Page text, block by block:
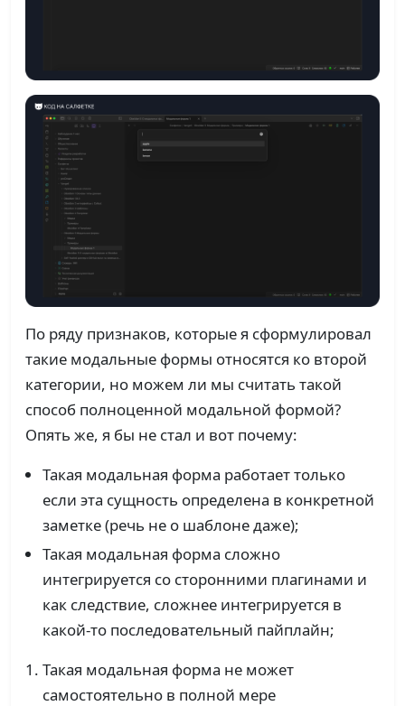
По ряду признаков, которые я сформулировал
такие модальные формы относятся ко второй
категории, но можем ли мы считать такой
способ полноценной модальной формой?
Опять же, я бы не стал и вот почему:
Такая модальная форма работает только
если эта сущность определена в конкретной
заметке (речь не о шаблоне даже);
Такая модальная форма сложно
интегрируется со сторонними плагинами и
как следствие, сложнее интегрируется в
какой-то последовательный пайплайн;
Такая модальная форма не может
самостоятельно в полной мере